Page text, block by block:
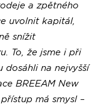
a zpětného
uvolnit kapitál,
snížit
To, že jsme i při
dosáhli na nejvyšší
BREEAM New
má smysl –